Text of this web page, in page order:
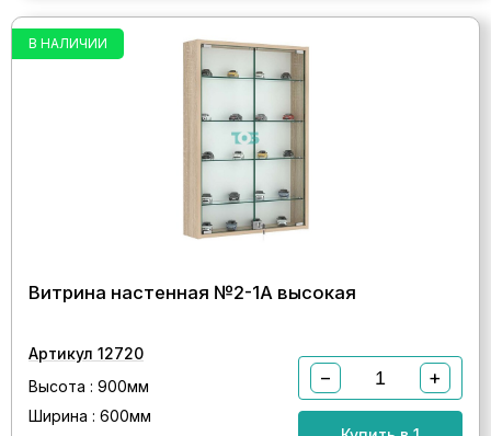
В НАЛИЧИИ
Витрина настенная №2-1А высокая
Артикул 12720
Высота : 900мм
Ширина : 600мм
− +